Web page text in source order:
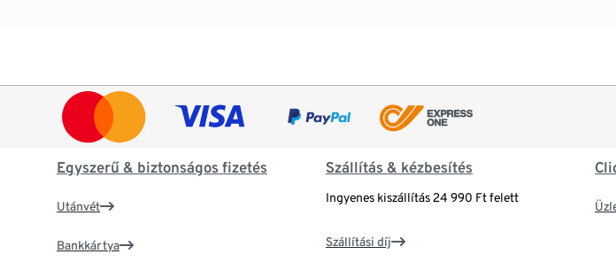
Egyszerű & biztonságos fizetés
Utánvét
Bankkártya
Szállítás & kézbesítés
Ingyenes kiszállítás 24 990 Ft felett
Szállítási díj